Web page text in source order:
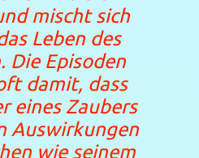
mischt sich
Leben des
Die Episoden
damit, dass
eines Zaubers
Auswirkungen
wie seinem